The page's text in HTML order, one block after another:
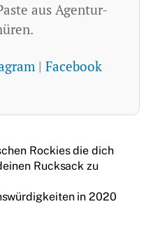
aus Agentur-
|Facebook
Rockies die dich
Rucksack zu
in 2020